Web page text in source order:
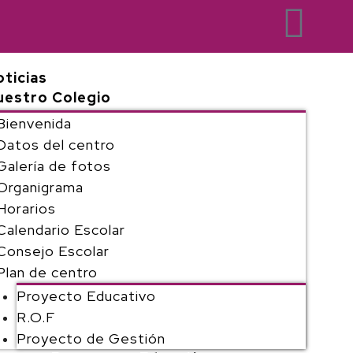
Colegio
del centro
de fotos
Escolar
Escolar
de centro
Proyecto Educativo
R.O.F
Proyecto de Gestión